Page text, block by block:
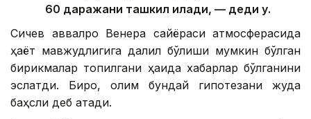
60 даражани ташкил қилади, — деди у.
Сичев аввалроқ Венера сайёраси атмосферасида
ҳаёт мавжудлигига далил бўлиши мумкин бўлган
бирикмалар топилгани ҳақида хабарлар бўлганини
эслатди. Бироқ, олим бундай гипотезани жуда
баҳсли деб атади.